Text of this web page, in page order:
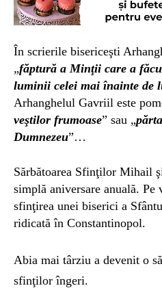
În scrierile bisericeşti
„făptură a Minţii care a
luminii celei mai înainte de
Arhanghelul Gavriil este
veştilor frumoase” sau „
Dumnezeu”…
Sărbătoarea Sfinţilor Mihail
simplă aniversare anuală. Pe
sfinţirea unei biserici a
ridicată în Constantinopol.
Abia mai târziu a devenit o
sfinţilor îngeri.